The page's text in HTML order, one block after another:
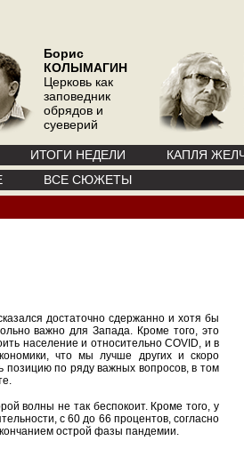
Борис
КОЛЫМАГИН
Церковь как
заповедник
обрядов и
суеверий
ИТОГИ НЕДЕЛИ КАПЛЯ
ВСЕ СЮЖЕТЫ
достаточно сдержанно и хотя бы
важно для Запада. Кроме того, это
население и относительно COVID, и в
что мы лучше других и скоро
по ряду важных вопросов, в том
волны не так беспокоит. Кроме того, у
с 60 до 66 процентов, согласно
острой фазы пандемии.